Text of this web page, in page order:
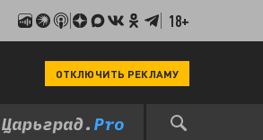
18+
ОТКЛЮЧИТЬ РЕКЛАМУ